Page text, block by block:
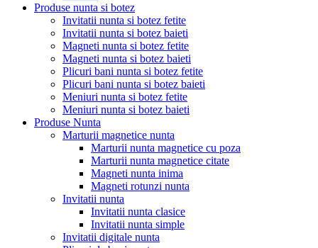
Produse nunta si botez
Invitatii nunta si botez fetite
Invitatii nunta si botez baieti
Magneti nunta si botez fetite
Magneti nunta si botez baieti
Plicuri bani nunta si botez fetite
Plicuri bani nunta si botez baieti
Meniuri nunta si botez fetite
Meniuri nunta si botez baieti
Produse Nunta
Marturii magnetice nunta
Marturii nunta magnetice cu poza
Marturii nunta magnetice citate
Magneti nunta inima
Magneti rotunzi nunta
Invitatii nunta
Invitatii nunta clasice
Invitatii nunta simple
Invitatii digitale nunta